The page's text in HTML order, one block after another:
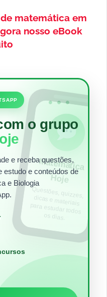
matemática em
nosso eBook
•••
o grupo
e receba questões,
estudo e conteúdos de
e Biologia
Matem
ática
Hoje
Questões, quizzes,
dicas e materiais
para estudar todos
os dias.